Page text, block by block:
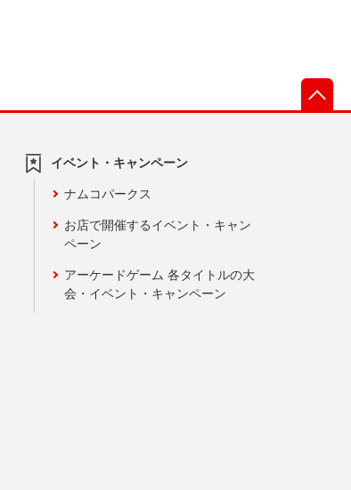
イベント・キャンペーン
ナムコパークス
お店で開催するイベント・キャン
ペーン
アーケードゲーム 各タイトルの大
会・イベント・キャンペーン